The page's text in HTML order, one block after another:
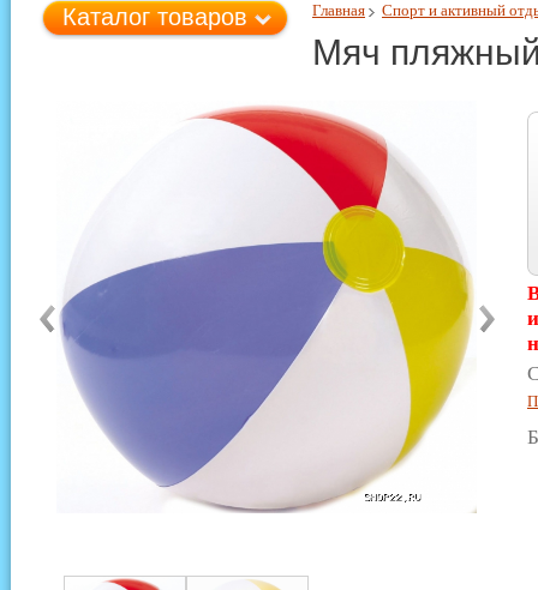
Главная Спорт и активный
Мяч
Каталог товаров